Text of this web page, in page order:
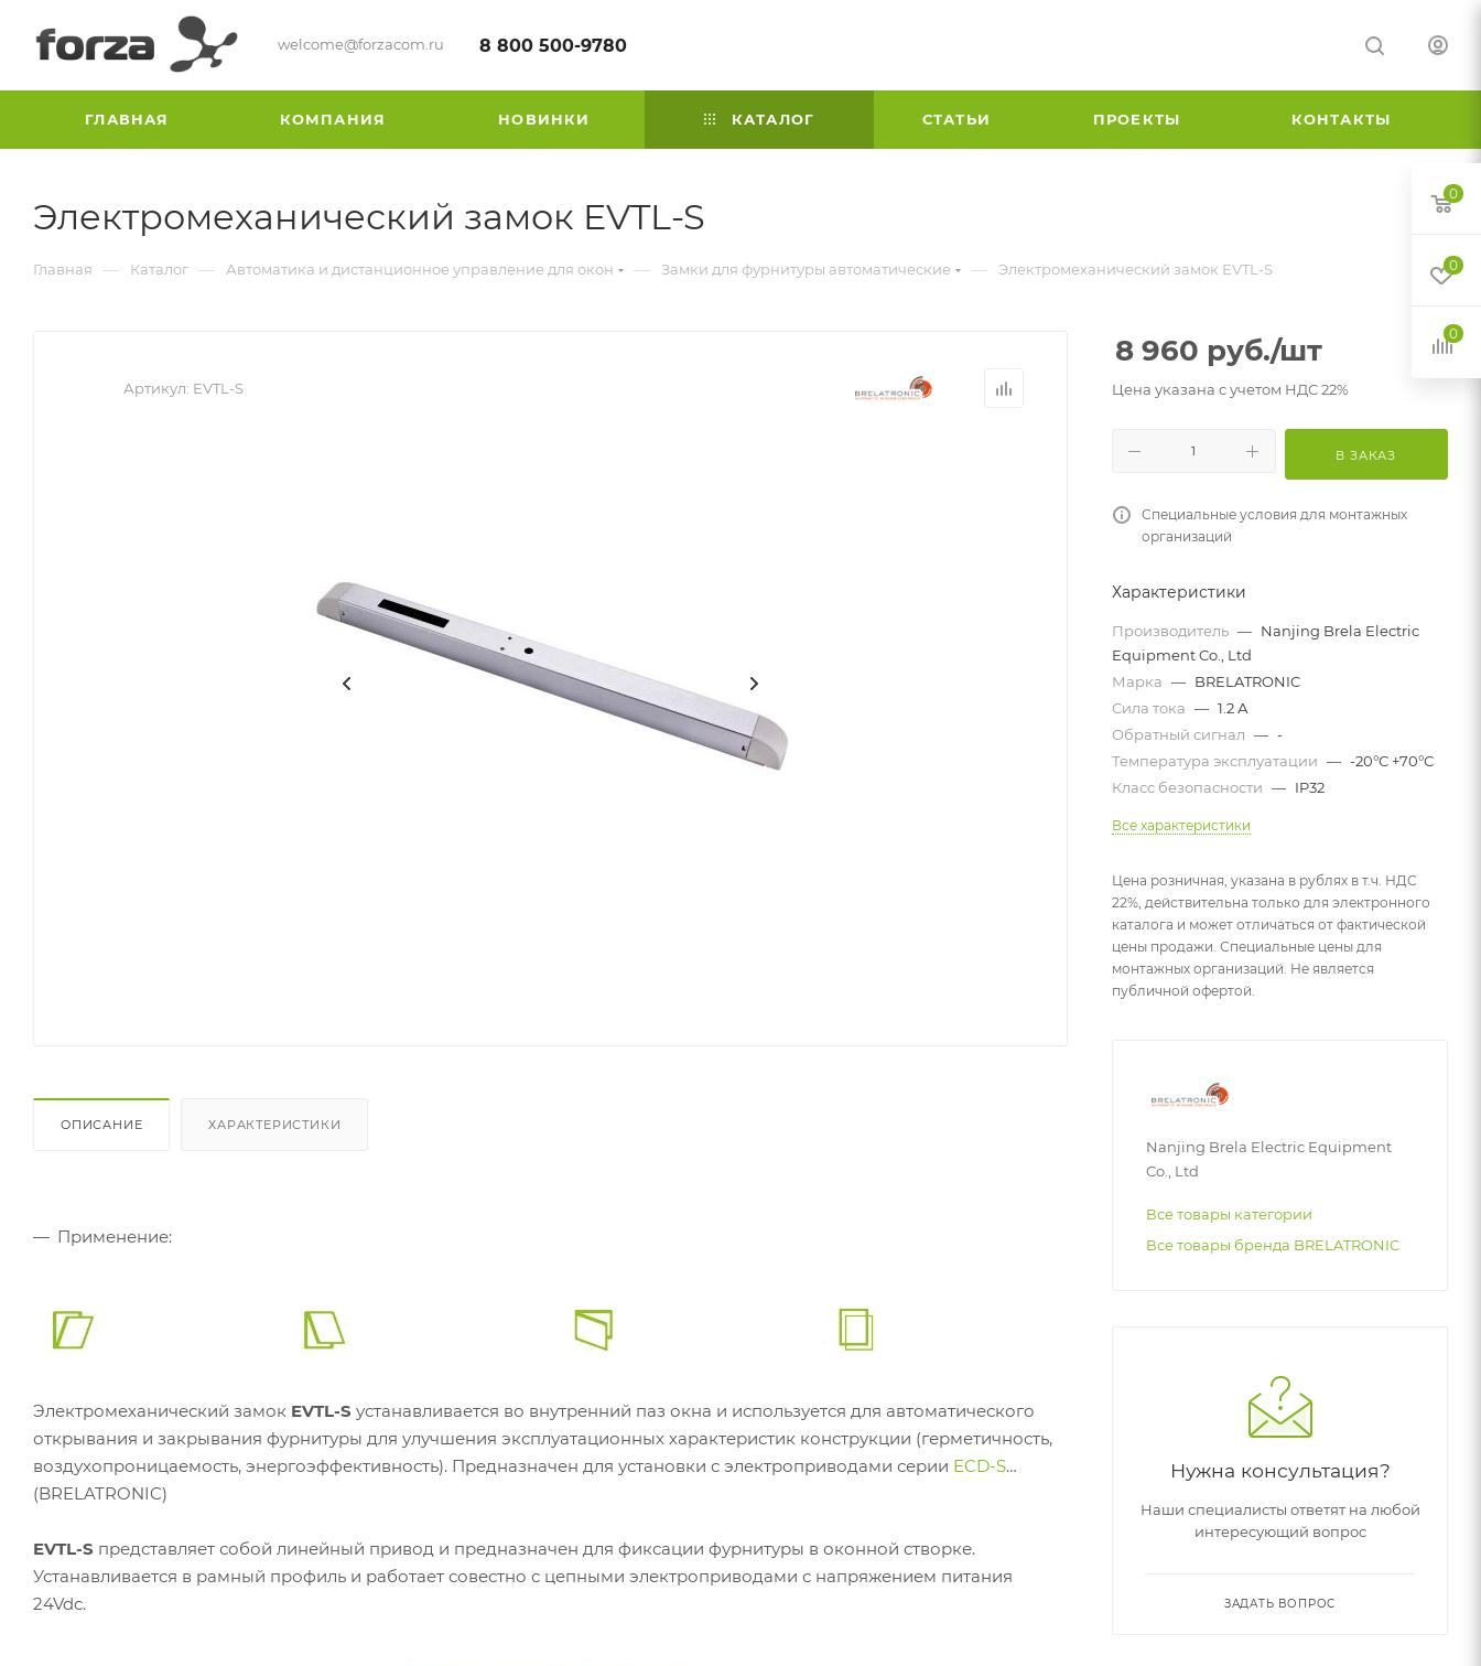
welcome@forzacom.ru 8 800 500-9780
ГЛАВНАЯ КОМПАНИЯ НОВИНКИ КАТАЛОГ СТАТЬИ ПРОЕКТЫ КОНТАКТЫ
Электромеханический замок EVTL-S
Главная — Каталог — Автоматика и дистанционное управление для окон — Замки для фурнитуры автоматические — Электромеханический замок EVTL-S
Артикул: EVTL-S
ОПИСАНИЕ ХАРАКТЕРИСТИКИ
Применение:
Электромеханический замок EVTL-S устанавливается во внутренний паз окна и используется для автоматического
открывания и закрывания фурнитуры для улучшения эксплуатационных характеристик конструкции (герметичность,
воздухопроницаемость, энергоэффективность). Предназначен для установки с электроприводами серии ECD-S
(BRELATRONIC)
EVTL-S представляет собой линейный привод и предназначен для фиксации фурнитуры в оконной створке.
Устанавливается в рамный профиль и работает совестно с цепными электроприводами с напряжением питания
24Vdc.
8 960 руб./шт
Цена указана с учетом НДС 22%
В ЗАКАЗ
Специальные условия для монтажных
организаций
Характеристики
Производитель — Nanjing Brela Electric
Equipment Co., Ltd
Марка — BRELATRONIC
Сила тока — 1.2 А
Обратный сигнал — -
Температура эксплуатации — -20°С +70°С
Класс безопасности — IP32
Все характеристики
Цена розничная, указана в рублях в т.ч. НДС
22%, действительна только для электронного
каталога и может отличаться от фактической
цены продажи. Специальные цены для
монтажных организаций. Не является
публичной офертой.
Nanjing Brela Electric Equipment
Co., Ltd
Все товары категории
Все товары бренда BRELATRONIC
Нужна консультация?
Наши специалисты ответят на любой
интересующий вопрос
ЗАДАТЬ ВОПРОС
0
0
0